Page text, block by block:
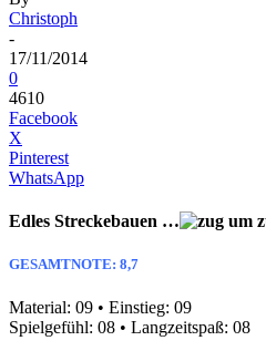
Christoph
-
17/11/2014
0
4610
Facebook
X
Pinterest
WhatsApp
Edles Streckebauen …
GESAMTNOTE: 8,7
Material: 09 • Einstieg: 09
Spielgefühl: 08 • Langzeitspaß: 08